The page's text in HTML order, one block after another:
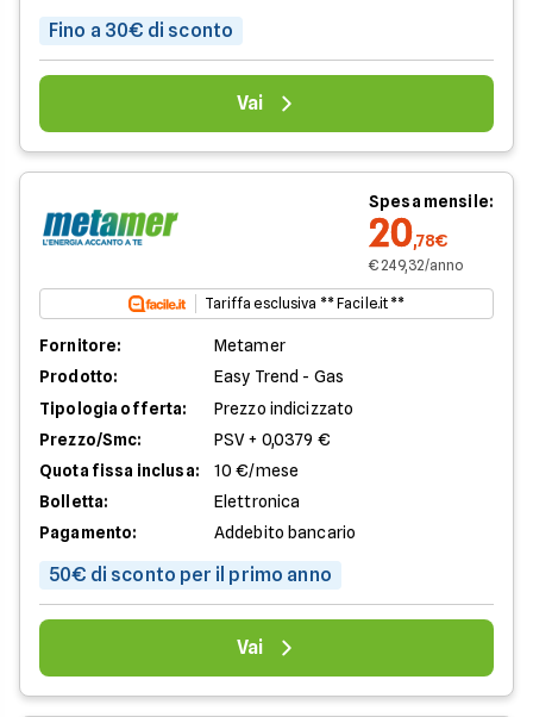
Fino a 30€ di sconto
Vai
Spesa mensile:
20,78€
€ 249,32/anno
Tariffa esclusiva ** Facile.it **
Fornitore:
Metamer
Prodotto:
Easy Trend - Gas
Tipologia offerta:
Prezzo indicizzato
Prezzo/Smc:
PSV + 0,0379 €
Quota fissa inclusa:
10 €/mese
Bolletta:
Elettronica
Pagamento:
Addebito bancario
50€ di sconto per il primo anno
Vai